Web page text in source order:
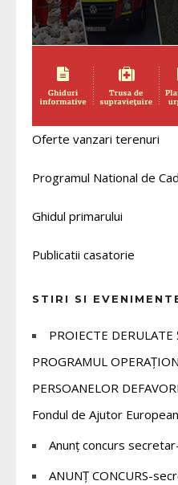
Oferte vanzari terenuri
Programul National de
Ghidul primarului
Publicatii casatorie
STIRI SI
PROIECTE
PROGRAMUL
PERSOANELOR
Fondul de Ajutor European
Anunț concurs
ANUNȚ CONCURS-